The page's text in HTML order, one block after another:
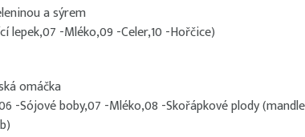
a sýrem
lepek,07 -Mléko,09 -Celer,10 -Hořčice)
omáčka
-Sójové boby,07 -Mléko,08 -Skořápkové plody